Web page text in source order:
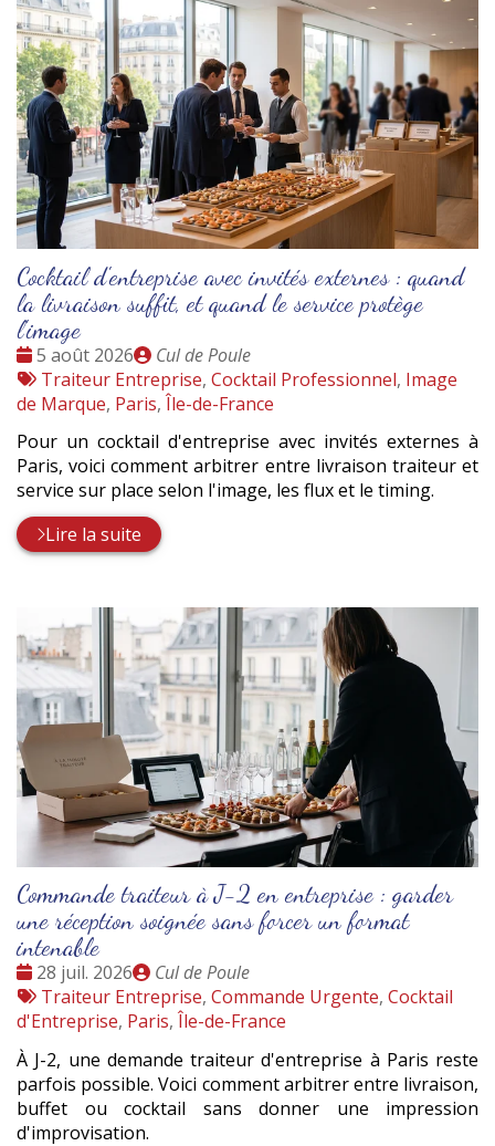
Cocktail d'entreprise avec invités externes : quand
la livraison suffit, et quand le service protège
l'image
Date
:
5 août 2026
Publié
par
Cul de Poule
Tags
:
Traiteur Entreprise, Cocktail Professionnel, Image
de Marque, Paris, Île-de-France
Pour un cocktail d'entreprise avec invités externes à
Paris, voici comment arbitrer entre livraison traiteur et
service sur place selon l'image, les flux et le timing.
Lire la suite
Commande traiteur à J-2 en entreprise : garder
une réception soignée sans forcer un format
intenable
Date
:
28 juil. 2026
Publié
par
Cul de Poule
Tags
:
Traiteur Entreprise, Commande Urgente, Cocktail
d'Entreprise, Paris, Île-de-France
À J-2, une demande traiteur d'entreprise à Paris reste
parfois possible. Voici comment arbitrer entre livraison,
buffet ou cocktail sans donner une impression
d'improvisation.